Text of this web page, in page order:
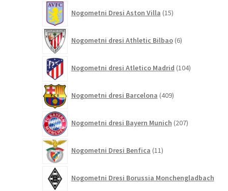
Nogometni Dresi Aston Villa 15izdelkov
Nogometni dresi Athletic Bilbao 6izdelkov
Nogometni dresi Atletico Madrid 104izdelki
Nogometni dresi Barcelona 409izdelkov
Nogometni dresi Bayern Munich 207izdelkov
Nogometni Dresi Benfica 11izdelkov
Nogometni Dresi Borussia Monchengladbach